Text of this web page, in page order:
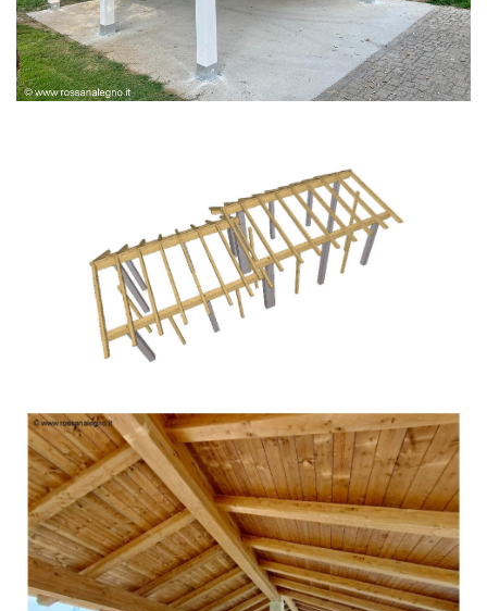
PERGOLA BIANCA SPAZZOLATA